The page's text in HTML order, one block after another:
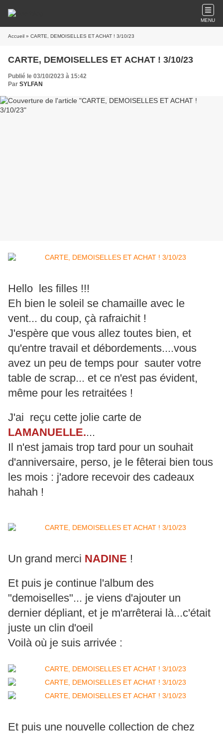
MENU
Accueil » CARTE, DEMOISELLES ET ACHAT ! 3/10/23
CARTE, DEMOISELLES ET ACHAT ! 3/10/23
Publié le 03/10/2023 à 15:42
Par SYLFAN
Hello les filles !!!
Eh bien le soleil se chamaille avec le
vent... du coup, çà rafraichit !
J'espère que vous allez toutes bien, et
qu'entre travail et débordements....vous
avez un peu de temps pour sauter votre
table de scrap... et ce n'est pas évident,
même pour les retraitées !
J'ai reçu cette jolie carte de
LAMANUELLE....
Il n'est jamais trop tard pour un souhait
d'anniversaire, perso, je le fêterai bien tous
les mois : j'adore recevoir des cadeaux
hahah !
Un grand merci NADINE !
Et puis je continue l'album des
"demoiselles"... je viens d'ajouter un
dernier dépliant, et je m'arrêterai là...c'était
juste un clin d'oeil
Voilà où je suis arrivée :
Et puis une nouvelle collection de chez